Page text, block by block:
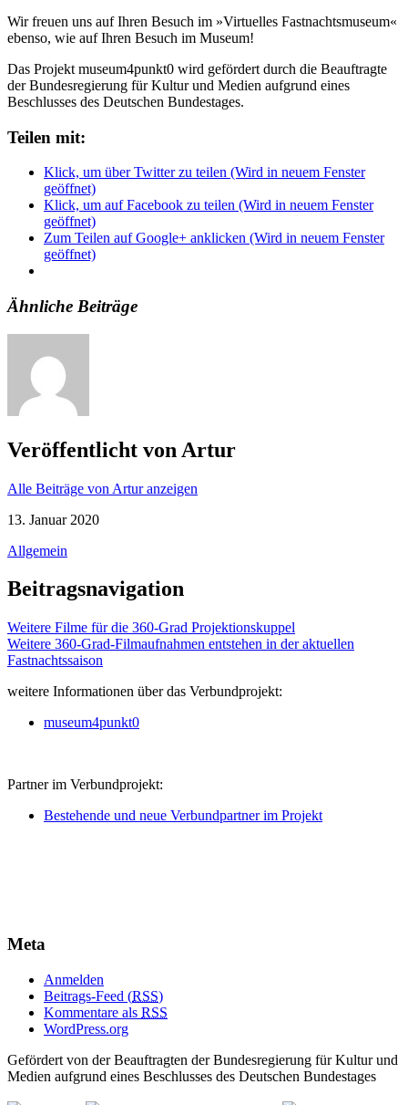
Wir freuen uns auf Ihren Besuch im »Virtuelles Fastnachtsmuseum«
ebenso, wie auf Ihren Besuch im Museum!
Das Projekt museum4punkt0 wird gefördert durch die Beauftragte
der Bundesregierung für Kultur und Medien aufgrund eines
Beschlusses des Deutschen Bundestages.
Teilen mit:
Klick, um über Twitter zu teilen (Wird in neuem Fenster
geöffnet)
Klick, um auf Facebook zu teilen (Wird in neuem Fenster
geöffnet)
Zum Teilen auf Google+ anklicken (Wird in neuem Fenster
geöffnet)
Ähnliche Beiträge
Veröffentlicht von Artur
Alle Beiträge von Artur anzeigen
13. Januar 2020
Allgemein
Beitragsnavigation
Weitere Filme für die 360-Grad Projektionskuppel
Weitere 360-Grad-Filmaufnahmen entstehen in der aktuellen
Fastnachtssaison
weitere Informationen über das Verbundprojekt:
museum4punkt0
Partner im Verbundprojekt:
Bestehende und neue Verbundpartner im Projekt
Meta
Anmelden
Beitrags-Feed (RSS)
Kommentare als RSS
WordPress.org
Gefördert von der Beauftragten der Bundesregierung für Kultur und
Medien aufgrund eines Beschlusses des Deutschen Bundestages